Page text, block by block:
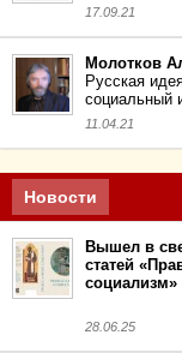
17.09.21
Молотков
Русская
социальный
11.04.21
Новости
Вышел в
статей
социализм»
28.06.25